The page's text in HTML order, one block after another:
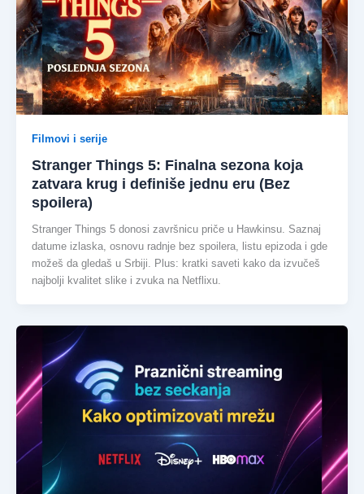
Filmovi i serije
Stranger Things 5: Finalna sezona koja
zatvara krug i definiše jednu eru (Bez
spoilera)
Stranger Things 5 donosi završnicu priče u Hawkinsu. Saznaj
datume izlaska, osnovu radnje bez spoilera, listu epizoda i gde
možeš da gledaš u Srbiji. Plus: kratki saveti kako da izvučeš
najbolji kvalitet slike i zvuka na Netflixu.